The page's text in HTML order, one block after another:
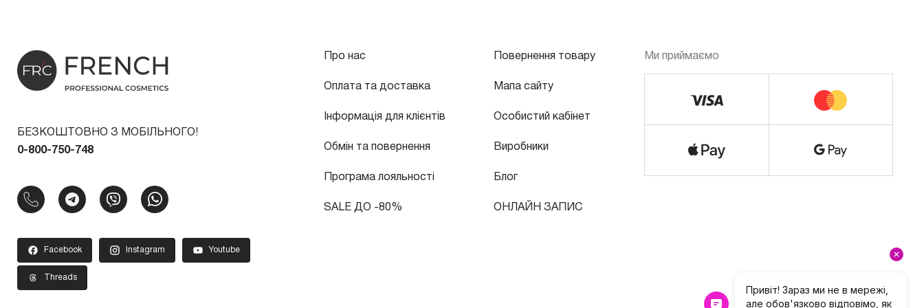
БЕЗКОШТОВНО З МОБІЛЬНОГО!
0-800-750-748
Facebook Instagram Youtube
Threads
Про нас
Оплата та доставка
Інформація для клієнтів
Обмін та повернення
Програма лояльності
SALE ДО -80%
Повернення товару
Мапа сайту
Особистий кабінет
Виробники
Блог
ОНЛАЙН ЗАПИС
Ми приймаємо